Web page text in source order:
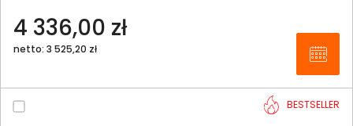
4 336,00 zł
netto: 3 525,20 zł
BESTSELLER